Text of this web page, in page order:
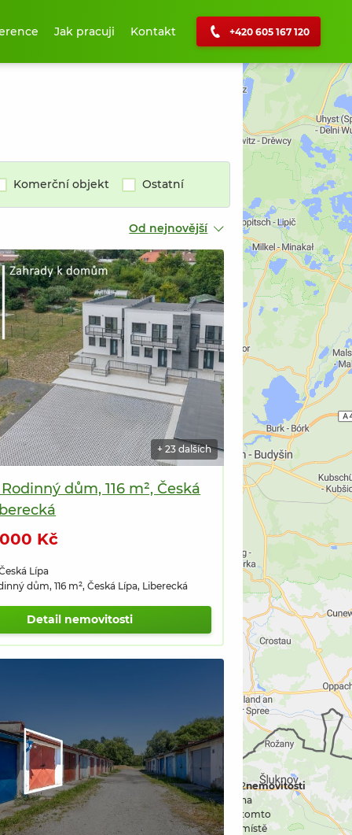
Jak pracuji Kontakt +420 605 167 120
2nemovitosti
na
tomto
místě
Komerční objekt Ostatní
Od nejnovější
+ 23 dalších
dům, 116 m², Česká
Kč
Lípa
dům, 116 m², Česká Lípa, Liberecká
Detail nemovitosti